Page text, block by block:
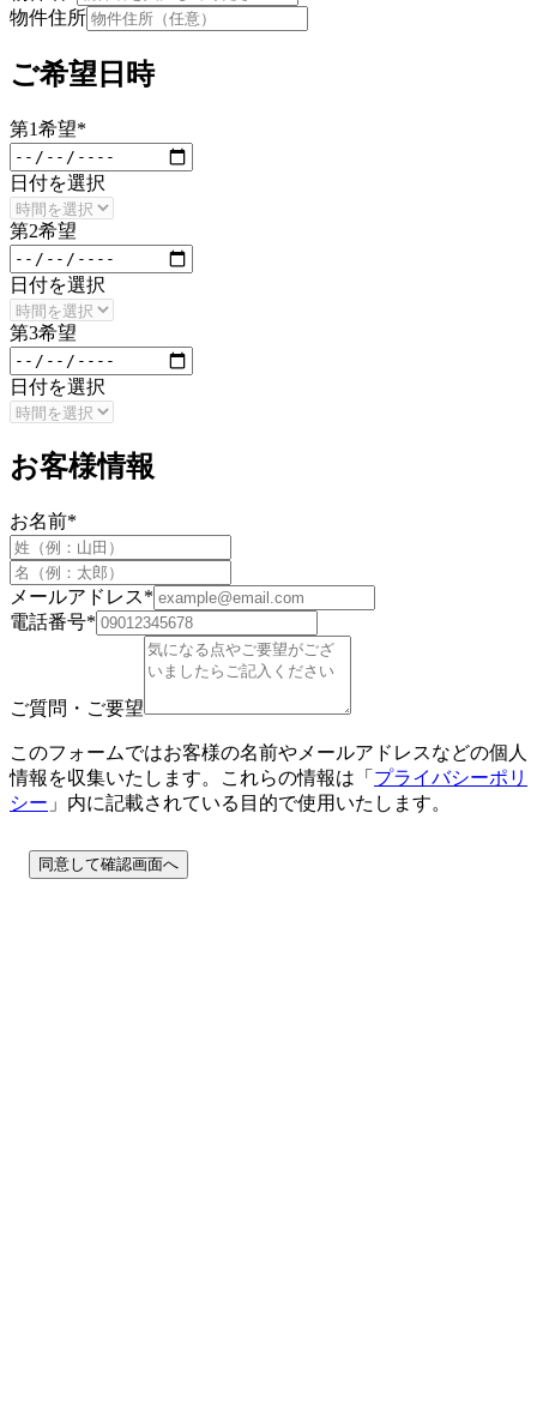
物件住所
ご希望日時
第1希望*
日付を選択
第2希望
日付を選択
第3希望
日付を選択
お客様情報
お名前*
メールアドレス*
電話番号*
ご質問・ご要望
このフォームではお客様の名前やメールアドレスなどの個人
情報を収集いたします。これらの情報は「 プライバシーポリ
シー 」内に記載されている目的で使用いたします。
同意して確認画面へ